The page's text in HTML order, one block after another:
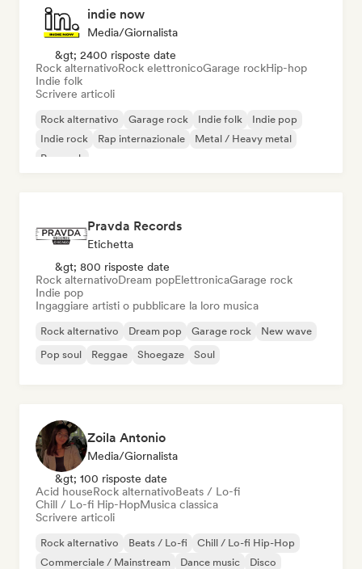
indie now
Media/Giornalista
&gt; 2400 risposte date
Rock alternativoRock elettronicoGarage rockHip-hop
Indie folk
Scrivere articoli
Rock alternativo Garage rock Indie folk
Indie pop
Indie rock
Rap internazionale
Metal / Heavy metal
Pop rock
Pravda Records
Etichetta
&gt; 800 risposte date
Rock alternativoDream popElettronicaGarage rock
Indie pop
Ingaggiare artisti o pubblicare la loro musica
Rock alternativo Dream pop Garage rock
New wave
Pop soul
Reggae Shoegaze Soul
Zoila Antonio
Media/Giornalista
&gt; 100 risposte date
Acid houseRock alternativoBeats / Lo-fi
Chill / Lo-fi Hip-HopMusica classica
Scrivere articoli
Rock alternativo Beats / Lo-fi
Chill / Lo-fi Hip-Hop
Commerciale / Mainstream
Dance music
Disco